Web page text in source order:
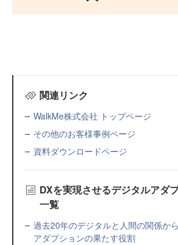
関連リンク
WalkMe株式会社 トップページ
その他のお客様事例ページ
資料ダウンロードページ
DXを実現させるデジタルアダ
一覧
過去20年のデジタルと人間の関係か
アダプションの果たす役割